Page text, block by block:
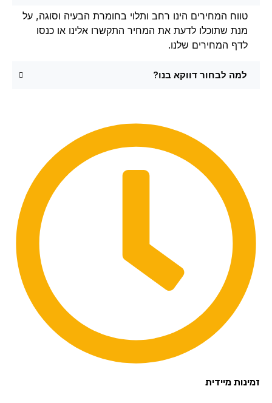
טווח המחירים הינו רחב ותלוי בחומרת הבעיה וסוגה, על
מנת שתוכלו לדעת את המחיר התקשרו אלינו או כנסו
לדף המחירים שלנו.
למה לבחור דווקא בנו?
זמינות מיידית